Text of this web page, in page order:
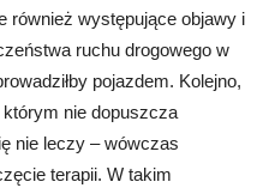
również występujące objawy i
ruchu drogowego w
pojazdem. Kolejno,
nie dopuszcza
nie leczy – wówczas
terapii. W takim